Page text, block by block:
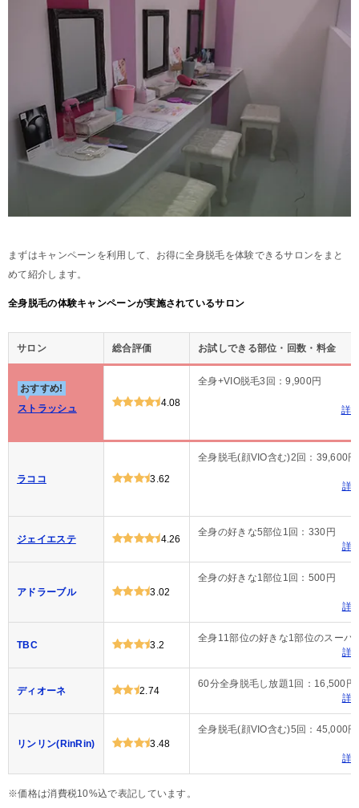
まずはキャンペーンを利用して、お得に全身脱毛を体験できるサロンをまと
めて紹介します。
全身脱毛の体験キャンペーンが実施されているサロン
サロン 総合評価 お試しできる部位・回数・料金
おすすめ!
ストラッシュ
4.08
全身+VIO脱毛3回：9,900円
詳
ラココ 3.62
全身脱毛(顔VIO含む)2回：39,600円
詳
ジェイエステ 4.26
全身の好きな5部位1回：330円
詳
アドラーブル 3.02
全身の好きな1部位1回：500円
詳
TBC 3.2
全身11部位の好きな1部位のスーパ
詳
ディオーネ 2.74
60分全身脱毛し放題1回：16,500円
詳
リンリン(RinRin) 3.48
全身脱毛(顔VIO含む)5回：45,000円
詳
※価格は消費税10%込で表記しています。